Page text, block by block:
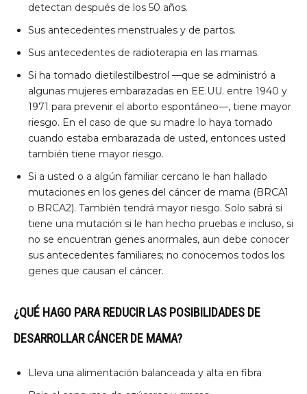
detectan después de los 50 años.
Sus antecedentes menstruales y de partos.
Sus antecedentes de radioterapia en las mamas.
Si ha tomado dietilestilbestrol —que se administró a
algunas mujeres embarazadas en EE.UU. entre 1940 y
1971 para prevenir el aborto espontáneo—, tiene mayor
riesgo. En el caso de que su madre lo haya tomado
cuando estaba embarazada de usted, entonces usted
también tiene mayor riesgo.
Si a usted o a algún familiar cercano le han hallado
mutaciones en los genes del cáncer de mama (BRCA1
o BRCA2). También tendrá mayor riesgo. Solo sabrá si
tiene una mutación si le han hecho pruebas e incluso, si
no se encuentran genes anormales, aun debe conocer
sus antecedentes familiares; no conocemos todos los
genes que causan el cáncer.
¿QUÉ HAGO PARA REDUCIR LAS POSIBILIDADES DE
DESARROLLAR CÁNCER DE MAMA?
Lleva una alimentación balanceada y alta en fibra